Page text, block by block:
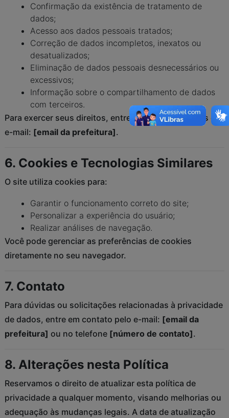
Confirmação da existência de tratamento de
dados;
Acesso aos dados pessoais tratados;
Correção de dados incompletos, inexatos ou
desatualizados;
Eliminação de dados pessoais desnecessários ou
excessivos;
Informação sobre o compartilhamento de dados
com terceiros.
Para exercer seus direitos, entre em contato através do
e-mail: [email da prefeitura].
6. Cookies e Tecnologias Similares
O site utiliza cookies para:
Garantir o funcionamento correto do site;
Personalizar a experiência do usuário;
Realizar análises de navegação.
Você pode gerenciar as preferências de cookies
diretamente no seu navegador.
7. Contato
Para dúvidas ou solicitações relacionadas à privacidade
de dados, entre em contato pelo e-mail: [email da
prefeitura] ou no telefone [número de contato].
8. Alterações nesta Política
Reservamos o direito de atualizar esta política de
privacidade a qualquer momento, visando melhorias ou
adequação às mudanças legais. A data de atualização